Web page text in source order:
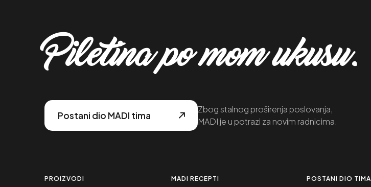
Piletina po mom ukusu.
Postani dio MADI tima
Zbog stalnog proširenja poslovanja,
MADI je u potrazi za novim radnicima.
PROIZVODI MADI RECEPTI POSTANI DIO TIMA